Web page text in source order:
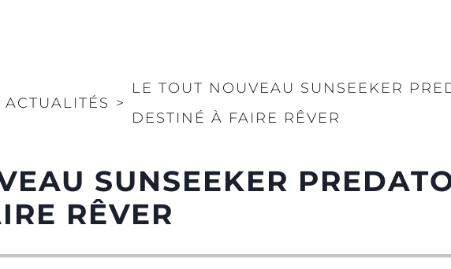
ACTUALITÉS >
LE TOUT NOUVEAU SUNSEEKER
DESTINÉ À FAIRE RÊVER
SUNSEEKER
RÊVER